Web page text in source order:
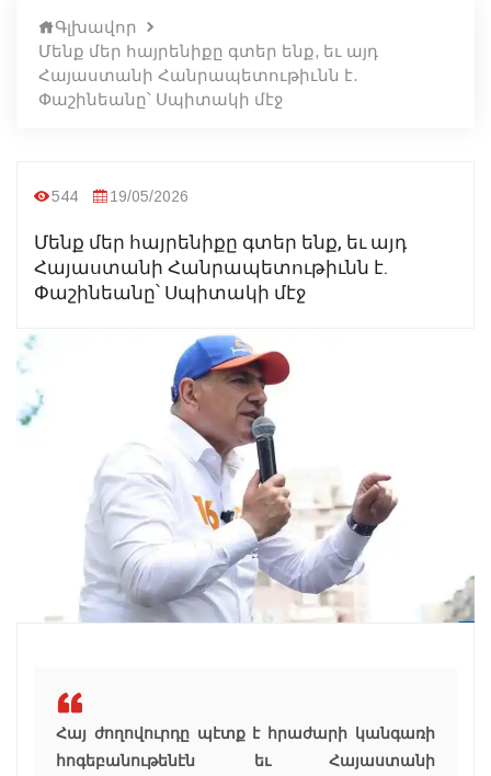
Գլխավոր
Մենք մեր հայրենիքը գտեր ենք, եւ այդ
Հայաստանի Հանրապետութիւնն է.
Փաշինեանը՝ Սպիտակի մէջ
544 19/05/2026
Մենք մեր հայրենիքը գտեր ենք, եւ այդ
Հայաստանի Հանրապետութիւնն է.
Փաշինեանը՝ Սպիտակի մէջ
Հայ ժողովուրդը պէտք է հրաժարի կանգառի
հոգեբանութենէն եւ Հայաստանի